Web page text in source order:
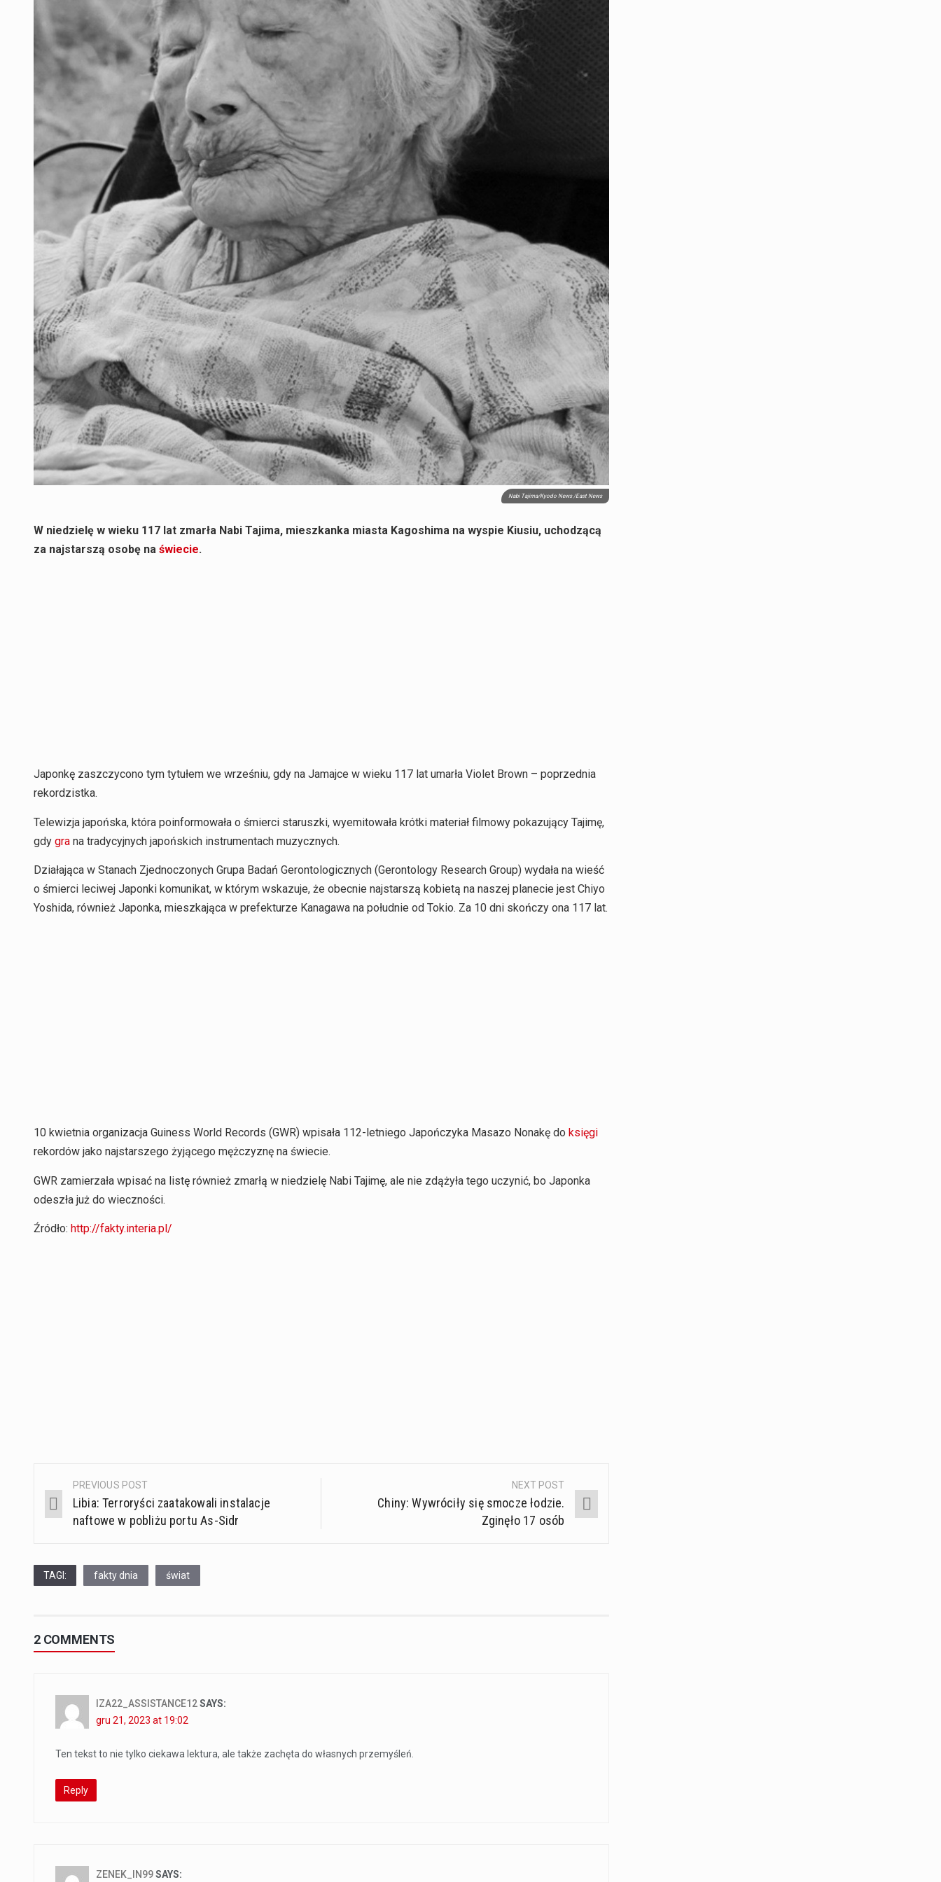
Nabi Tajima/Kyodo News /East News
W niedzielę w wieku 117 lat zmarła Nabi Tajima, mieszkanka miasta Kagoshima na wyspie Kiusiu, uchodzącą
za najstarszą osobę na świecie.
Japonkę zaszczycono tym tytułem we wrześniu, gdy na Jamajce w wieku 117 lat umarła Violet Brown – poprzednia
rekordzistka.
Telewizja japońska, która poinformowała o śmierci staruszki, wyemitowała krótki materiał filmowy pokazujący Tajimę,
gdy gra na tradycyjnych japońskich instrumentach muzycznych.
Działająca w Stanach Zjednoczonych Grupa Badań Gerontologicznych (Gerontology Research Group) wydała na wieść
o śmierci leciwej Japonki komunikat, w którym wskazuje, że obecnie najstarszą kobietą na naszej planecie jest Chiyo
Yoshida, również Japonka, mieszkająca w prefekturze Kanagawa na południe od Tokio. Za 10 dni skończy ona 117 lat.
10 kwietnia organizacja Guiness World Records (GWR) wpisała 112-letniego Japończyka Masazo Nonakę do księgi
rekordów jako najstarszego żyjącego mężczyznę na świecie.
GWR zamierzała wpisać na listę również zmarłą w niedzielę Nabi Tajimę, ale nie zdążyła tego uczynić, bo Japonka
odeszła już do wieczności.
Źródło: http://fakty.interia.pl/
Post
navigation
PREVIOUS POST
Libia: Terroryści zaatakowali instalacje
naftowe w pobliżu portu As-Sidr
NEXT POST
Chiny: Wywróciły się smocze łodzie.
Zginęło 17 osób
TAGI: fakty dnia świat
2 COMMENTS
IZA22_ASSISTANCE12SAYS:
gru 21, 2023 at 19:02
Ten tekst to nie tylko ciekawa lektura, ale także zachęta do własnych przemyśleń.
Reply
ZENEK_IN99SAYS: